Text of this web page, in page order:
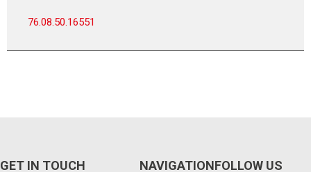
76.08.50.16551
GET IN TOUCH NAVIGATIONFOLLOW US